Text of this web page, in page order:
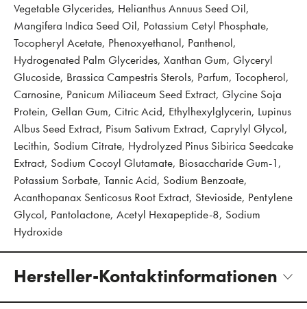
Vegetable Glycerides, Helianthus Annuus Seed Oil,
Mangifera Indica Seed Oil, Potassium Cetyl Phosphate,
Tocopheryl Acetate, Phenoxyethanol, Panthenol,
Hydrogenated Palm Glycerides, Xanthan Gum, Glyceryl
Glucoside, Brassica Campestris Sterols, Parfum, Tocopherol,
Carnosine, Panicum Miliaceum Seed Extract, Glycine Soja
Protein, Gellan Gum, Citric Acid, Ethylhexylglycerin, Lupinus
Albus Seed Extract, Pisum Sativum Extract, Caprylyl Glycol,
Lecithin, Sodium Citrate, Hydrolyzed Pinus Sibirica Seedcake
Extract, Sodium Cocoyl Glutamate, Biosaccharide Gum-1,
Potassium Sorbate, Tannic Acid, Sodium Benzoate,
Acanthopanax Senticosus Root Extract, Stevioside, Pentylene
Glycol, Pantolactone, Acetyl Hexapeptide-8, Sodium
Hydroxide
Hersteller-Kontaktinformationen